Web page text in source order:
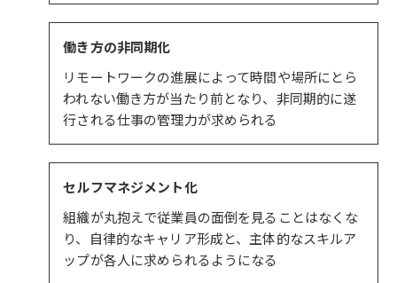
働き方の非同期化
リモートワークの進展によって時間や場所にとら
われない働き方が当たり前となり、非同期的に遂
行される仕事の管理力が求められる
セルフマネジメント化
組織が丸抱えで従業員の面倒を見ることはなくな
り、自律的なキャリア形成と、主体的なスキルア
ップが各人に求められるようになる